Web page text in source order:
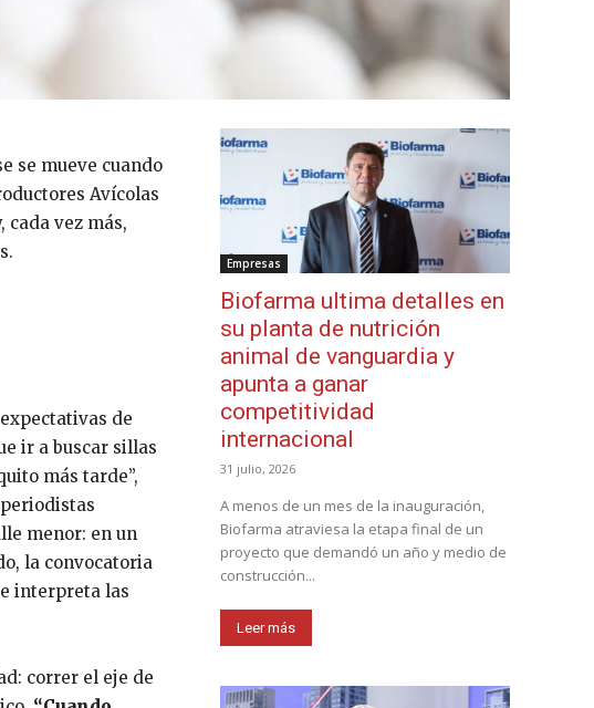
se mueve cuando
Avícolas
cada vez más,
de
ir a buscar sillas
más tarde”,
menor: en un
la convocatoria
interpreta las
correr el eje de
Empresas
Biofarma ultima detalles en
su planta de nutrición
animal de vanguardia y
apunta a ganar
competitividad
internacional
31 julio, 2026
A menos de un mes de la inauguración,
Biofarma atraviesa la etapa final de un
proyecto que demandó un año y medio de
construcción...
Leer más